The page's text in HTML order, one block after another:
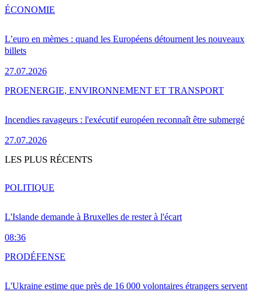
L’euro en mèmes : quand les Européens détournent les nouveaux
billets
27.07.2026
ÉCONOMIE
Incendies ravageurs : l'exécutif européen reconnaît être submergé
27.07.2026
PROENERGIE, ENVIRONNEMENT ET TRANSPORT
LES PLUS RÉCENTS
L'Islande demande à Bruxelles de rester à l'écart
08:36
POLITIQUE
L'Ukraine estime que près de 16 000 volontaires étrangers servent
PRODÉFENSE